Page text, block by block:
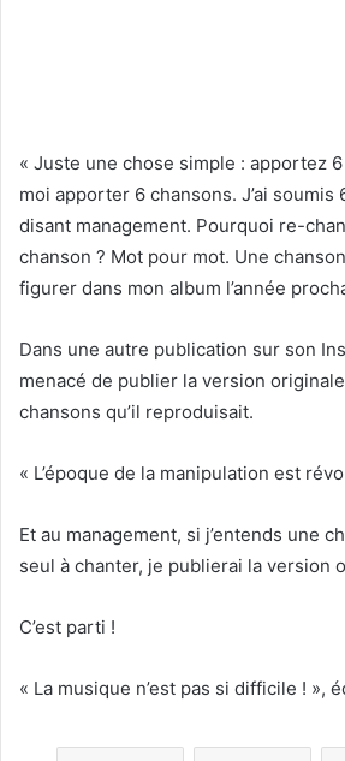
« Juste une chose simple : apportez
moi apporter 6 chansons. J’ai soumis
disant management. Pourquoi re-
chanson ? Mot pour mot. Une
figurer dans mon album l’année
Dans une autre publication sur son
menacé de publier la version
chansons qu’il reproduisait.
« L’époque de la manipulation est
Et au management, si j’entends une
seul à chanter, je publierai la version
C’est parti !
« La musique n’est pas si difficile ! »,